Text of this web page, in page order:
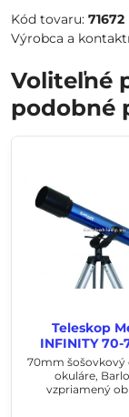
Kód tovaru: 71672
Výrobca a
Voliteľné
podobné
Teleskop
INFINITY 70-
70mm šošovkový
okuláre,
vzpriamený